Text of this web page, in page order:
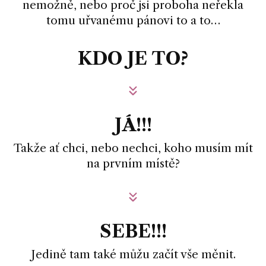
nemožně, nebo proč jsi proboha neřekla
tomu uřvanému pánovi to a to…
KDO JE TO?
JÁ!!!
Takže ať chci, nebo nechci, koho musím mít
na prvním místě?
SEBE!!!
Jedině tam také můžu začít vše měnit.